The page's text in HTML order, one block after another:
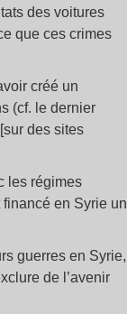
des voitures
que ces crimes
créé un
(cf. le dernier
des sites
les régimes
en Syrie un
guerres en Syrie,
de l’avenir